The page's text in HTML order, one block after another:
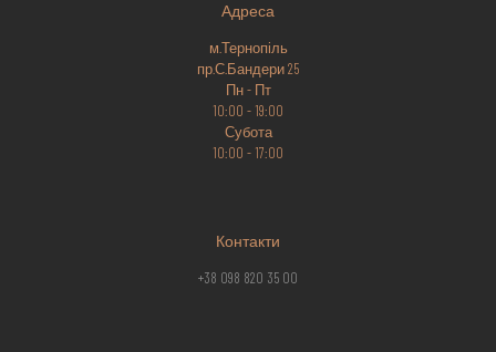
Адреса
м.Тернопіль
пр.С.Бандери 25
Пн - Пт
10:00 - 19:00
Субота
10:00 - 17:00
Контакти
+38 098 820 35 00